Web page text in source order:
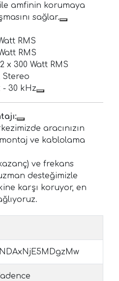
amfinin korumaya
sağlar.
RMS
RMS
2 x 300 Watt RMS
Stereo
- 30 kHz
aracınızın
ve kablolama
ve frekans
desteğimizle
karşı koruyor, en